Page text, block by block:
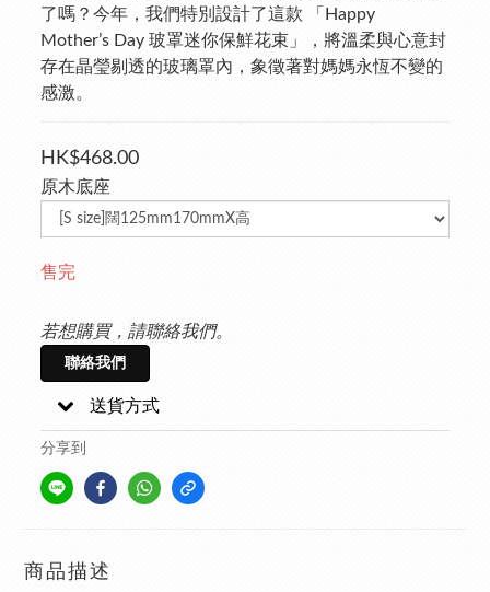
了嗎？今年，我們特別設計了這款 「Happy
Mother’s Day 玻罩迷你保鮮花束」，將溫柔與心意封
存在晶瑩剔透的玻璃罩內，象徵著對媽媽永恆不變的
感激。
HK$468.00
原木底座
售完
若想購買，請聯絡我們。
聯絡我們
送貨方式
分享到
商品描述